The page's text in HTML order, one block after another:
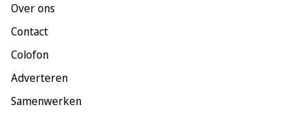
Over ons
Contact
Colofon
Adverteren
Samenwerken